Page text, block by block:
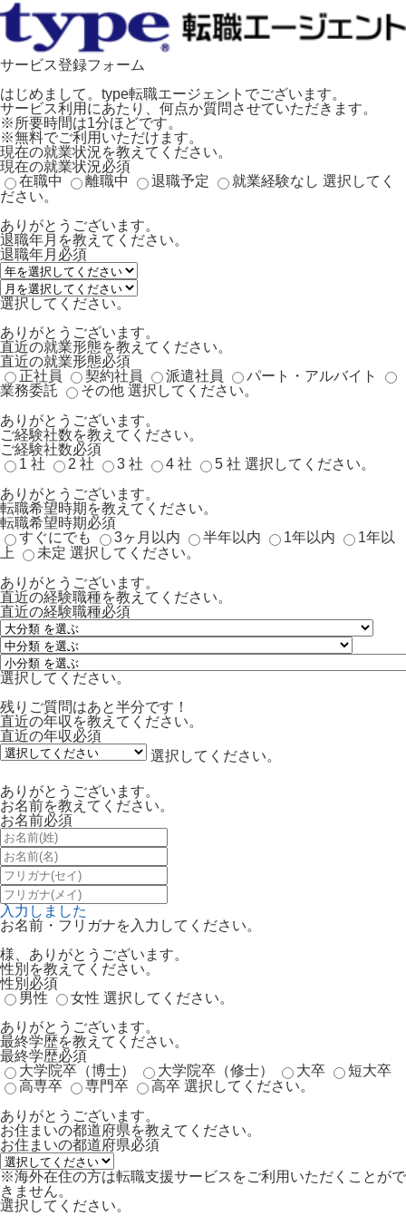
サービス登録フォーム
はじめまして。type転職エージェントでございます。
サービス利用にあたり、何点か質問させていただきます。
※所要時間は1分ほどです。
※無料でご利用いただけます。
現在の就業状況を教えてください。
現在の就業状況必須
在職中
離職中 退職予定 就業経験なし 選択してく
ださい。
ありがとうございます。
退職年月を教えてください。
退職年月 必須
選択してください。
ありがとうございます。
直近の就業形態を教えてください。
直近の就業形態必須
正社員
契約社員 派遣社員
パート・アルバイト
業務委託
その他 選択してください。
ありがとうございます。
ご経験社数を教えてください。
ご経験社数必須
1 社
2 社 3 社 4 社 5 社 選択してください。
ありがとうございます。
転職希望時期を教えてください。
転職希望時期必須
すぐにでも
3ヶ月以内 半年以内 1年以内
1年以
上
未定 選択してください。
ありがとうございます。
直近の経験職種を教えてください。
直近の経験職種必須
選択してください。
残りご質問はあと半分です！
直近の年収を教えてください。
直近の年収必須
選択してください。
ありがとうございます。
お名前を教えてください。
お名前必須
入力しました
お名前・フリガナを入力してください。
様、ありがとうございます。
性別を教えてください。
性別 必須
男性
女性 選択してください。
ありがとうございます。
最終学歴を教えてください。
最終学歴必須
大学院卒（博士）
大学院卒（修士） 大卒
短大卒
高専卒
専門卒 高卒 選択してください。
ありがとうございます。
お住まいの都道府県を教えてください。
お住まいの都道府県必須
※海外在住の方は転職支援サービスをご利用いただくことがで
きません。
選択してください。